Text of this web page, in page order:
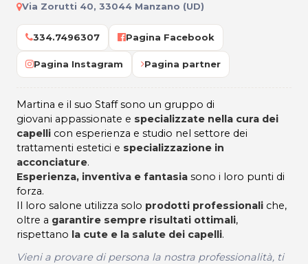
Via Zorutti 40, 33044 Manzano (UD)
334.7496307 Pagina Facebook
Pagina Instagram Pagina partner
Martina e il suo Staff sono un gruppo di
giovani appassionate e specializzate nella cura dei
capelli con esperienza e studio nel settore dei
trattamenti estetici e specializzazione in
acconciature.
Esperienza, inventiva e fantasia sono i loro punti di
forza.
Il loro salone utilizza solo prodotti professionali che,
oltre a garantire sempre risultati ottimali,
rispettano la cute e la salute dei capelli.
Vieni a provare di persona la nostra professionalità, ti